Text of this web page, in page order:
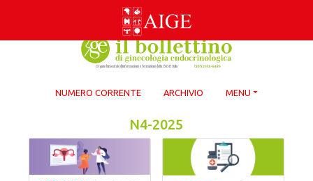
NUMERO CORRENTE ARCHIVIO MENU
N4-2025